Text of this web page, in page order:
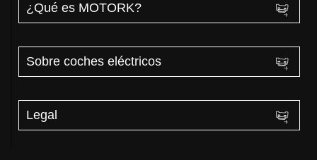
¿Qué es MOTORK?
Sobre coches eléctricos
Legal